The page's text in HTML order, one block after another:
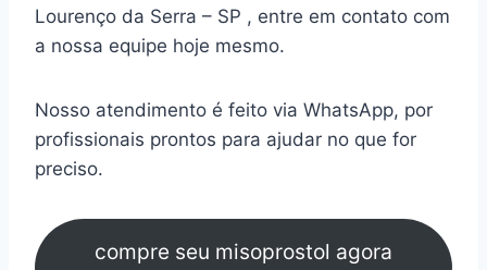
Lourenço da Serra – SP , entre em contato com
a nossa equipe hoje mesmo.
Nosso atendimento é feito via WhatsApp, por
profissionais prontos para ajudar no que for
preciso.
compre seu misoprostol agora